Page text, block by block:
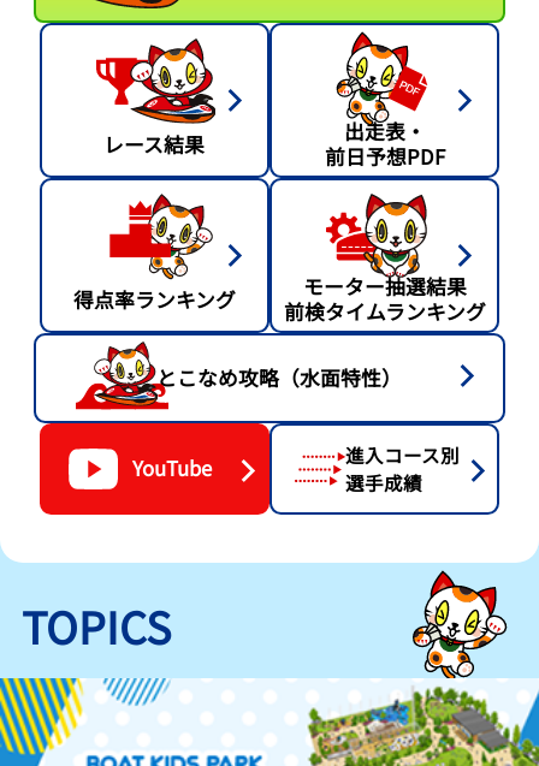
レース結果
出走表・
前日予想PDF
得点率ランキング
モーター抽選結果
前検タイムランキング
とこなめ攻略（水面特性）
YouTube
進入コース別
選手成績
TOPICS